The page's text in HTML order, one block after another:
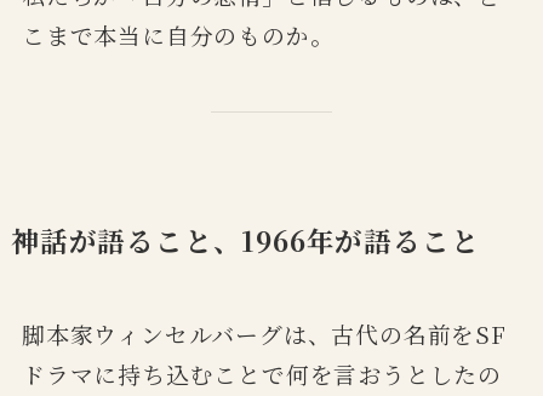
こまで本当に自分のものか。
神話が語ること、1966年が語ること
脚本家ウィンセルバーグは、古代の名前をSF
ドラマに持ち込むことで何を言おうとしたの